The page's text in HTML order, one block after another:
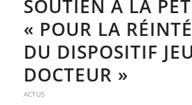
SOUTIEN À LA
« POUR LA
DU DISPOSITIF
DOCTEUR »
ACTUS